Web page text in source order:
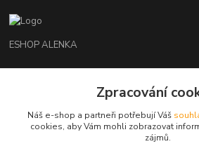
ESHOP ALENKA
+420602541312
orechovka@inmes.cz
Zpracování
Náš e-shop a partneři potřebují Váš
cookies, aby Vám mohli zobrazovat
zájmů.